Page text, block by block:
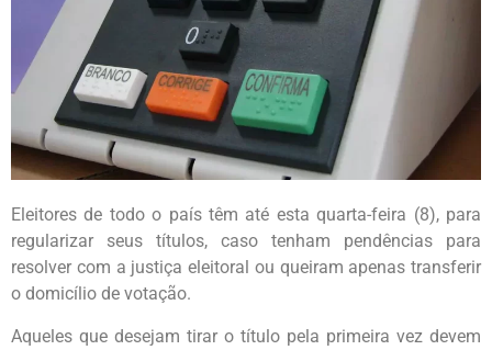
Eleitores de todo o país têm até esta quarta-feira (8), para
regularizar seus títulos, caso tenham pendências para
resolver com a justiça eleitoral ou queiram apenas transferir
o domicílio de votação.
Aqueles que desejam tirar o título pela primeira vez devem